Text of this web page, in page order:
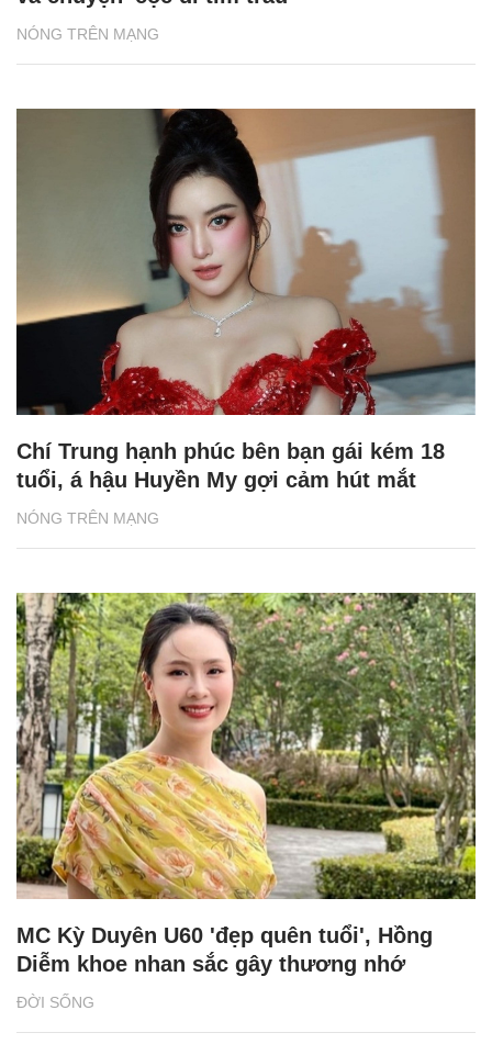
NÓNG TRÊN MẠNG
NÓNG TRÊN MẠNG
Chí Trung hạnh phúc bên bạn gái kém 18
tuổi, á hậu Huyền My gợi cảm hút mắt
ĐỜI SỐNG
MC Kỳ Duyên U60 'đẹp quên tuổi', Hồng
Diễm khoe nhan sắc gây thương nhớ